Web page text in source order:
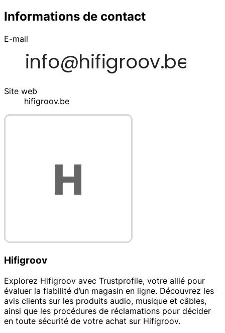
Informations de contact
E-mail
Site web
hifigroov.be
Hifigroov
Explorez Hifigroov avec Trustprofile, votre allié pour
évaluer la fiabilité d’un magasin en ligne. Découvrez les
avis clients sur les produits audio, musique et câbles,
ainsi que les procédures de réclamations pour décider
en toute sécurité de votre achat sur Hifigroov.